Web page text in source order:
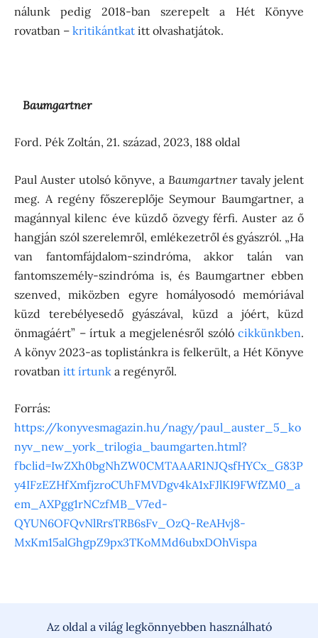
nálunk pedig 2018-ban szerepelt a Hét Könyve
rovatban – kritikántkat itt olvashatjátok.
Baumgartner
Ford. Pék Zoltán, 21. század, 2023, 188 oldal
Paul Auster utolsó könyve, a Baumgartnertavaly jelent
meg. A regény főszereplője Seymour Baumgartner, a
magánnyal kilenc éve küzdő özvegy férfi. Auster az ő
hangján szól szerelemről, emlékezetről és gyászról. „Ha
van fantomfájdalom-szindróma, akkor talán van
fantomszemély-szindróma is, és Baumgartner ebben
szenved, miközben egyre homályosodó memóriával
küzd terebélyesedő gyászával, küzd a jóért, küzd
önmagáért” – írtuk a megjelenésről szóló cikkünkben.
A könyv 2023-as toplistánkra is felkerült, a Hét Könyve
rovatban itt írtunk a regényről.
Forrás:
https://konyvesmagazin.hu/nagy/paul_auster_5_ko
nyv_new_york_trilogia_baumgarten.html?
fbclid=IwZXh0bgNhZW0CMTAAAR1NJQsfHYCx_G83P
y4IFzEZHfXmfjzroCUhFMVDgv4kA1xFJlKI9FWfZM0_a
em_AXPgg1rNCzfMB_V7ed-
QYUN6OFQvNlRrsTRB6sFv_OzQ-ReAHvj8-
MxKm15alGhgpZ9px3TKoMMd6ubxDOhVispa
Az oldal a világ legkönnyebben használható